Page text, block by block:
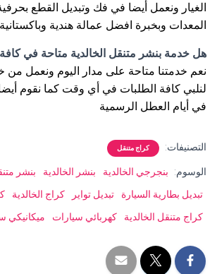
الغيار ونعمل أيضا في فك وتبديل القطع
المعدات وبخبرة افضل عمالة هندية وباكستانية
هل خدمة بنشر متنقل الخالدية متاحة في
نعم خدمتنا متاحة على مدار اليوم ونعمل من
لنلبي كافة الطلبات في أي وقت كما نقوم
في أيام العطل الرسمية
التصنيفات: كراج متنقل
الوسوم: بنجرجي الخالدية بنشر الخالدية
بنشر
تبديل بطارية السيارة
تبديل تواير كراج الخالدية
كراج متنقل الخالدية
كهربائي سيارات ميكانيكي